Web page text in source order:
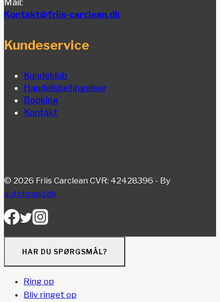
Mail:
Kontakt@friis-carclean.dk
Kundeservice
Kundeklub
Handelsbetingelser
Booking
Kontakt
© 2026 Friis Carclean CVR: 42428396 - By
autobrand.dk
HAR DU SPØRGSMÅL?
Ring op
Bliv ringet op